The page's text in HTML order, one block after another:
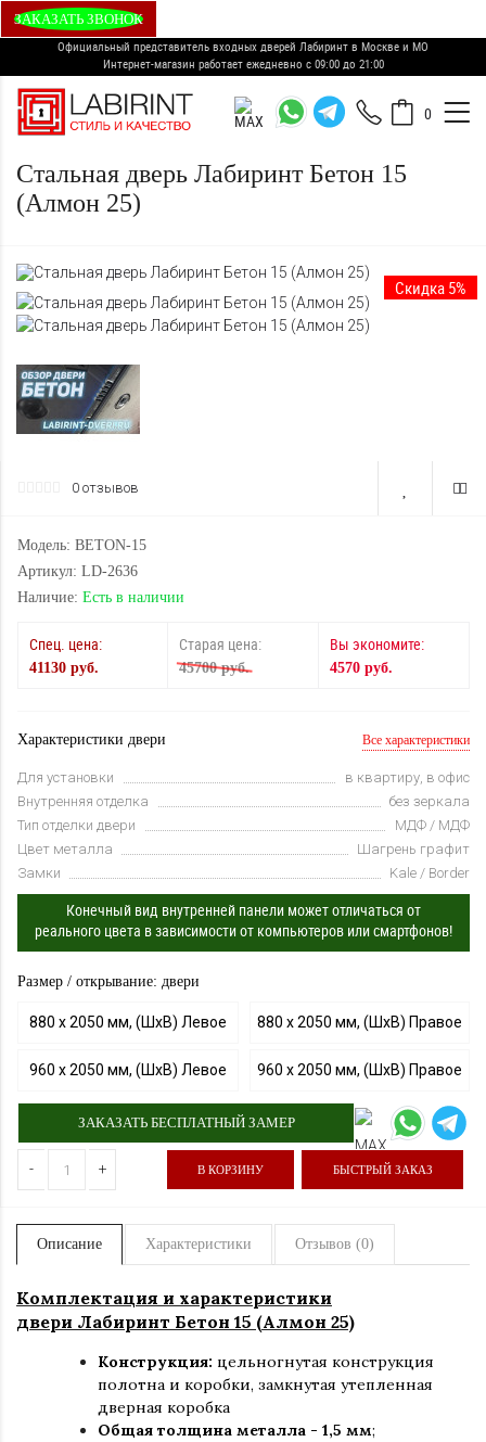
ЗАКАЗАТЬ ЗВОНОК
Официальный представитель входных дверей Лабиринт в Москве и МО
Интернет-магазин работает ежедневно с 09:00 до 21:00
0
Стальная дверь Лабиринт Бетон 15
(Алмон 25)
Скидка 5%
0 отзывов
Модель: BETON-15
Артикул: LD-2636
Наличие: Есть в наличии
Спец. цена:
41130 руб.
Старая цена:
45700 руб.
Вы экономите:
4570 руб.
Характеристики двери Все характеристики
Для установки
в квартиру, в офис
Внутренняя отделка
без зеркала
Тип отделки двери
МДФ / МДФ
Цвет металла
Шагрень графит
Замки
Kale / Border
Конечный вид внутренней панели может отличаться от
реального цвета в зависимости от компьютеров или смартфонов!
Размер / открывание: двери
880 х 2050 мм, (ШхВ) Левое 880 х 2050 мм, (ШхВ) Правое
960 х 2050 мм, (ШхВ) Левое 960 х 2050 мм, (ШхВ) Правое
ЗАКАЗАТЬ БЕСПЛАТНЫЙ ЗАМЕР
- + В КОРЗИНУ БЫСТРЫЙ ЗАКАЗ
Описание Характеристики Отзывов (0)
Комплектация и характеристики
двери Лабиринт Бетон 15 (Алмон 25)
Конструкция: цельногнутая конструкция
полотна и коробки, замкнутая утепленная
дверная коробка
Общая толщина металла - 1,5 мм;